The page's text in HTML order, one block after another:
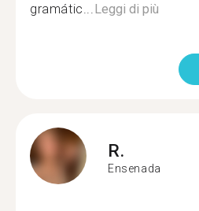
gramátic...Leggi di più
R.
Ensenada